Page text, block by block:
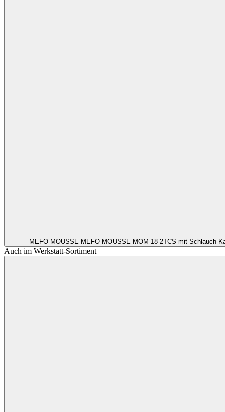
MEFO MOUSSE MEFO MOUSSE MOM 18-2TCS mit Schlauch-
Auch im Werkstatt-Sortiment